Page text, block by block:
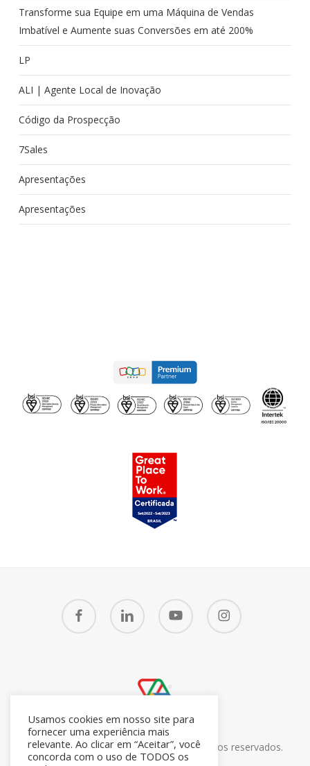
Transforme sua Equipe em uma Máquina de Vendas
Imbatível e Aumente suas Conversões em até 200%
LP
ALI | Agente Local de Inovação
Código da Prospecção
7Sales
Apresentações
Apresentações
facebook linkedin youtube instagram
© 2026 CRM7 Zoho Brasil. Todos os direitos reservados.
26.371.672/0001-05
Usamos cookies em nosso site para
fornecer uma experiência mais
relevante. Ao clicar em “Aceitar”, você
concorda com o uso de TODOS os